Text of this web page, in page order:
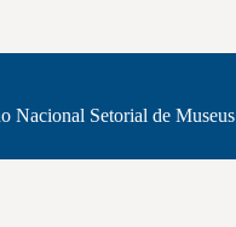
Nacional Setorial de Museus